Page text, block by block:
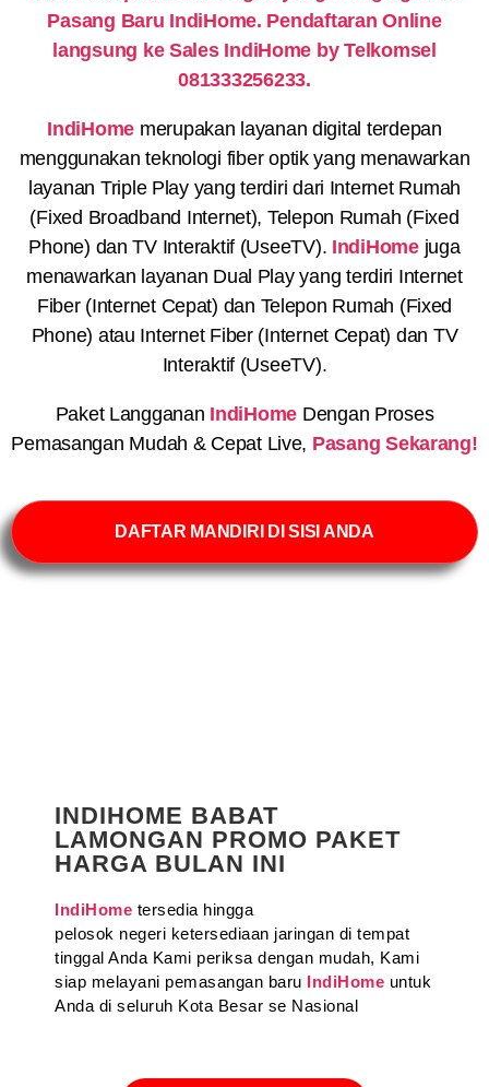
Pasang Baru IndiHome. Pendaftaran Online
langsung ke Sales IndiHome by Telkomsel
081333256233.
IndiHome merupakan layanan digital terdepan
menggunakan teknologi fiber optik yang menawarkan
layanan Triple Play yang terdiri dari Internet Rumah
(Fixed Broadband Internet), Telepon Rumah (Fixed
Phone) dan TV Interaktif (UseeTV). IndiHomejuga
menawarkan layanan Dual Play yang terdiri Internet
Fiber (Internet Cepat) dan Telepon Rumah (Fixed
Phone) atau Internet Fiber (Internet Cepat) dan TV
Interaktif (UseeTV).
Paket Langganan IndiHome Dengan Proses
Pemasangan Mudah & Cepat Live, Pasang Sekarang!
DAFTAR MANDIRI DI SISI ANDA
INDIHOME BABAT
LAMONGAN PROMO PAKET
HARGA BULAN INI
IndiHome tersedia hingga
pelosok negeri ketersediaan jaringan di tempat
tinggal Anda Kami periksa dengan mudah, Kami
siap melayani pemasangan baru IndiHome untuk
Anda di seluruh Kota Besar se Nasional